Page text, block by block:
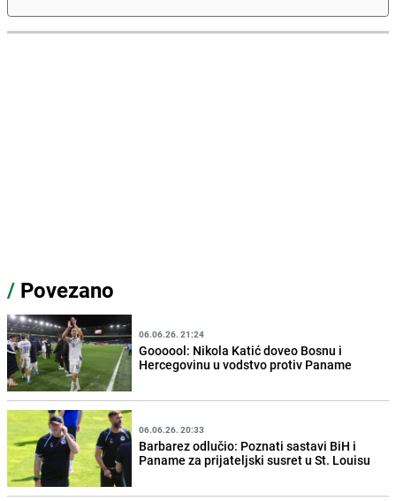
/ Povezano
06.06.26. 21:24
Goooool: Nikola Katić doveo Bosnu i
Hercegovinu u vodstvo protiv Paname
06.06.26. 20:33
Barbarez odlučio: Poznati sastavi BiH i
Paname za prijateljski susret u St. Louisu